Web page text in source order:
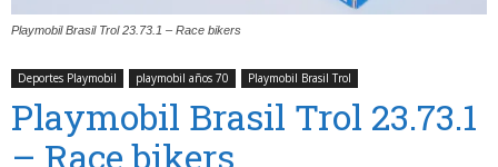
Playmobil Brasil Trol 23.73.1 – Race bikers
Deportes Playmobil playmobil años 70 Playmobil Brasil Trol
Playmobil Brasil Trol 23.73.1
– Race bikers